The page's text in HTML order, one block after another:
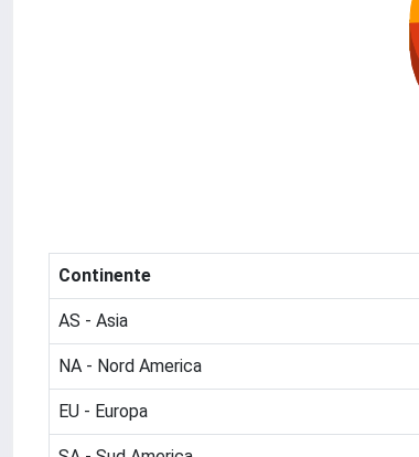
Continente
AS - Asia
NA - Nord America
EU - Europa